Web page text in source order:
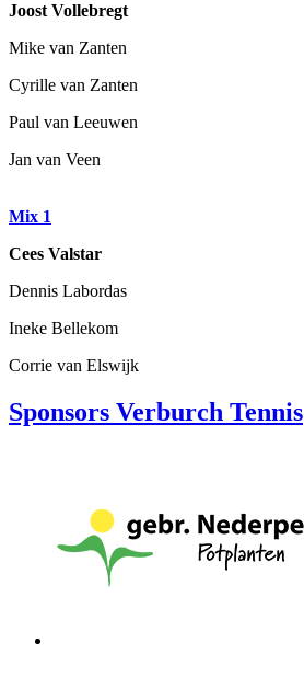
Joost Vollebregt
Mike van Zanten
Cyrille van Zanten
Paul van Leeuwen
Jan van Veen
Mix 1
Cees Valstar
Dennis Labordas
Ineke Bellekom
Corrie van Elswijk
Sponsors Verburch Tennis